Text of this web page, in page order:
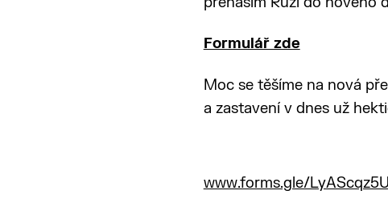
Formulář zde
Moc se těšíme na nová
a zastavení v dnes už
www.forms.gle/